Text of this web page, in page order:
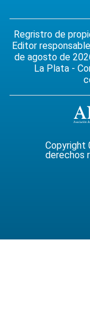
Regristro de
Editor
de agosto de
La Plata -
Copyright
derechos